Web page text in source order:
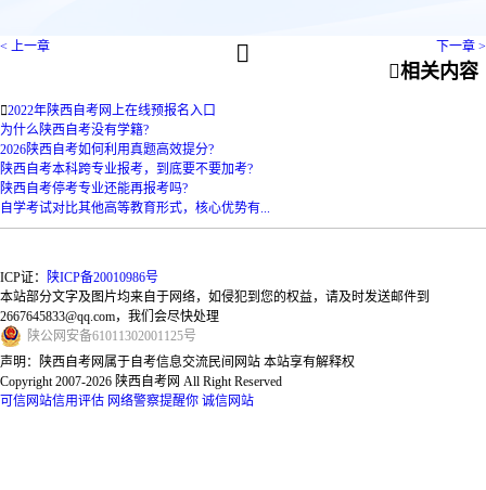
< 上一章  下一章 >
相关内容
2022年陕西自考网上在线预报名入口
为什么陕西自考没有学籍?
2026陕西自考如何利用真题高效提分?
陕西自考本科跨专业报考，到底要不要加考?
陕西自考停考专业还能再报考吗?
自学考试对比其他高等教育形式，核心优势有...
ICP证：
陕ICP备20010986号
本站部分文字及图片均来自于网络，如侵犯到您的权益，请及时发送邮件到
2667645833@qq.com，我们会尽快处理
陕公网安备61011302001125号
声明：陕西自考网属于自考信息交流民间网站 本站享有解释权
Copyright 2007-2026 陕西自考网 All Right Reserved
可信网站信用评估 网络警察提醒你 诚信网站